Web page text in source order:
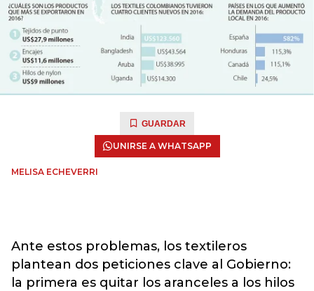
GUARDAR
UNIRSE A WHATSAPP
MELISA ECHEVERRI
Ante estos problemas, los textileros
plantean dos peticiones clave al Gobierno:
la primera es quitar los aranceles a los hilos